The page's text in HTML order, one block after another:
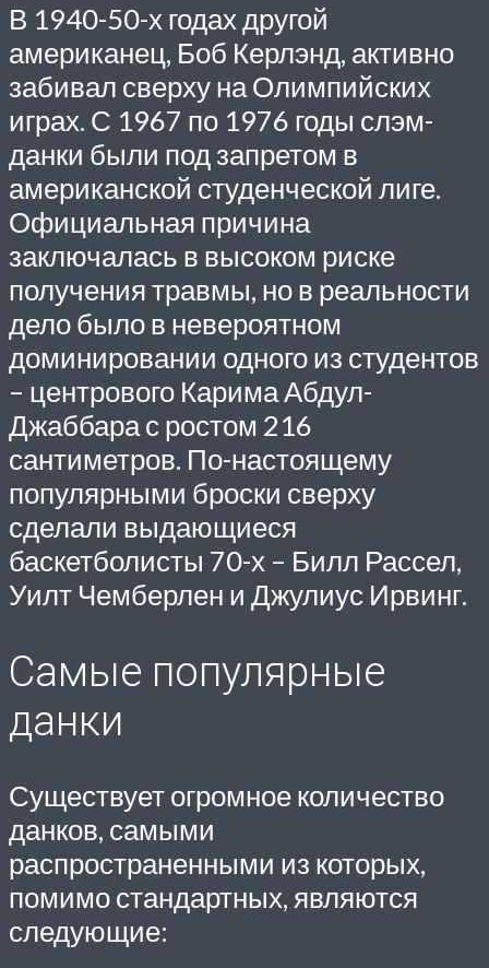
В 1940-50-х годах другой
американец, Боб Керлэнд, активно
забивал сверху на Олимпийских
играх. С 1967 по 1976 годы слэм-
данки были под запретом в
американской студенческой лиге.
Официальная причина
заключалась в высоком риске
получения травмы, но в реальности
дело было в невероятном
доминировании одного из студентов
– центрового Карима Абдул-
Джаббара с ростом 216
сантиметров. По-настоящему
популярными броски сверху
сделали выдающиеся
баскетболисты 70-х – Билл Рассел,
Уилт Чемберлен и Джулиус Ирвинг.
Самые популярные
данки
Существует огромное количество
данков, самыми
распространенными из которых,
помимо стандартных, являются
следующие: